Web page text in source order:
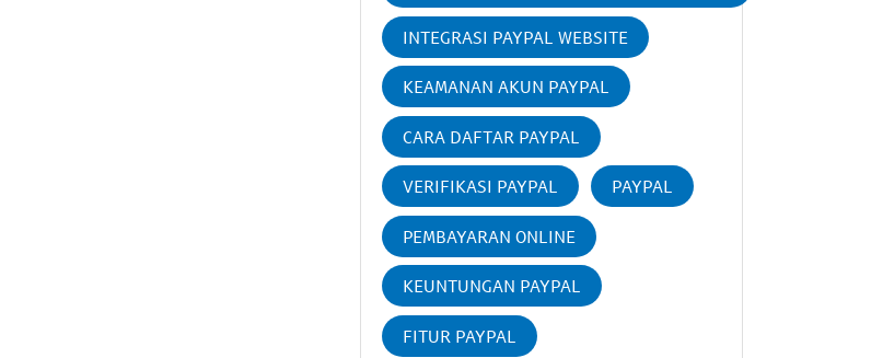
INTEGRASI PAYPAL WEBSITE
KEAMANAN AKUN PAYPAL
CARA DAFTAR PAYPAL
VERIFIKASI PAYPAL PAYPAL
PEMBAYARAN ONLINE
KEUNTUNGAN PAYPAL
FITUR PAYPAL